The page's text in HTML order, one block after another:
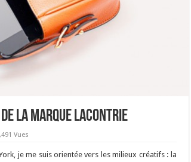
la marque laContrie
Vues
je me suis orientée vers les milieux créatifs : la